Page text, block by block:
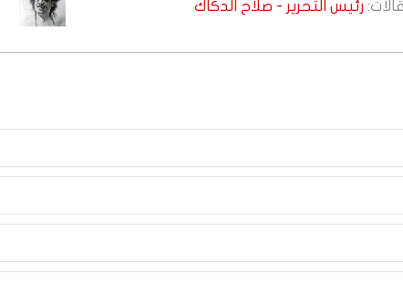
رئيس التحرير - صلاح الدكاك